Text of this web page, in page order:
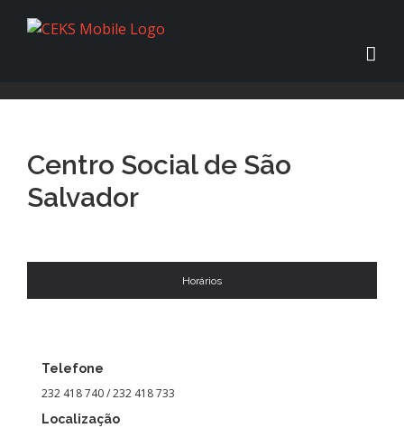
Centro Social de São
Salvador
Horários
Telefone
232 418 740 / 232 418 733
Localização